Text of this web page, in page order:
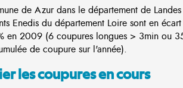
de Azur dans le département de
Enedis du département Loire sont en
en 2009 (6 coupures longues > 3min ou
de coupure sur l'année).
les coupures en cours